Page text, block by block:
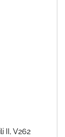
II, V262